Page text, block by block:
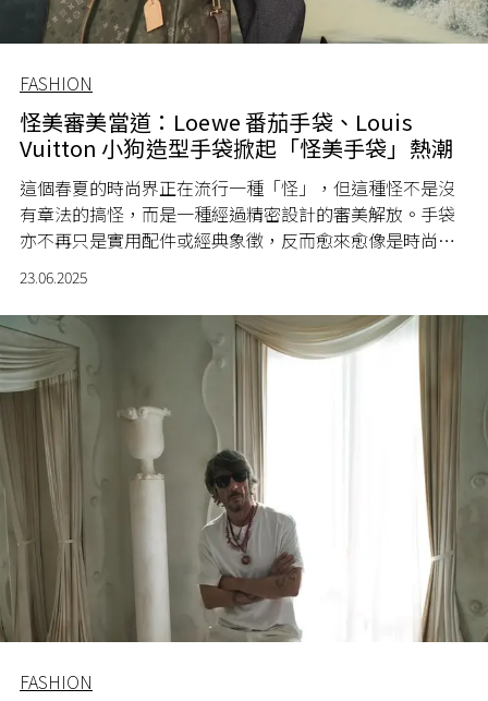
FASHION
怪美審美當道：Loewe 番茄手袋、Louis
Vuitton 小狗造型手袋掀起「怪美手袋」熱潮
這個春夏的時尚界正在流行一種「怪」，但這種怪不是沒
有章法的搞怪，而是一種經過精密設計的審美解放。手袋
亦不再只是實用配件或經典象徵，反而愈來愈像是時尚品
23.06.2025
FASHION